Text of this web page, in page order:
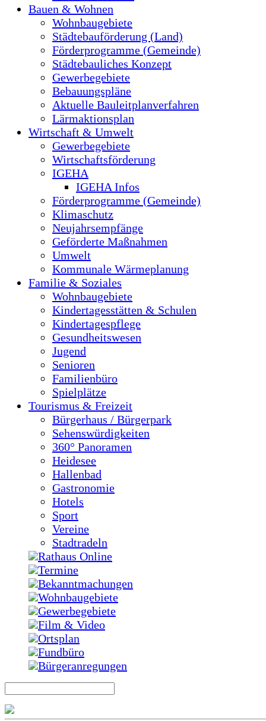
Bauen & Wohnen
Wohnbaugebiete
Städtebauförderung (Land)
Förderprogramme (Gemeinde)
Städtebauliches Konzept
Gewerbegebiete
Bebauungspläne
Aktuelle Bauleitplanverfahren
Lärmaktionsplan
Wirtschaft & Umwelt
Gewerbegebiete
Wirtschaftsförderung
IGEHA
IGEHA Infos
Förderprogramme (Gemeinde)
Klimaschutz
Neujahrsempfänge
Geförderte Maßnahmen
Umwelt
Kommunale Wärmeplanung
Familie & Soziales
Wohnbaugebiete
Kindertagesstätten & Schulen
Kindertagespflege
Gesundheitswesen
Jugend
Senioren
Familienbüro
Spielplätze
Tourismus & Freizeit
Bürgerhaus / Bürgerpark
Sehenswürdigkeiten
360° Panoramen
Heidesee
Hallenbad
Gastronomie
Hotels
Sport
Vereine
Stadtradeln
Rathaus Online
Termine
Bekanntmachungen
Wohnbaugebiete
Gewerbegebiete
Film & Video
Ortsplan
Fundbüro
Bürgeranregungen